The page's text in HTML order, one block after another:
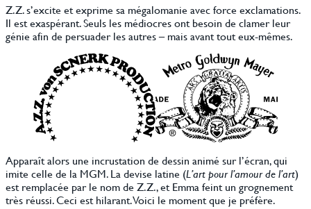
Z.Z. s’excite et exprime sa mégalomanie avec force exclamations.
Il est exaspérant. Seuls les médiocres ont besoin de clamer leur
génie afin de persuader les autres – mais avant tout eux-mêmes.
Apparaît alors une incrustation de dessin animé sur l’écran, qui
imite celle de la MGM. La devise latine (L’art pour l’amour de l’art)
est remplacée par le nom de Z.Z., et Emma feint un grognement
très réussi. Ceci est hilarant. Voici le moment que je préfère.